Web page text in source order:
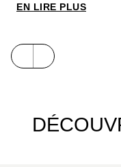
EN LIRE PLUS